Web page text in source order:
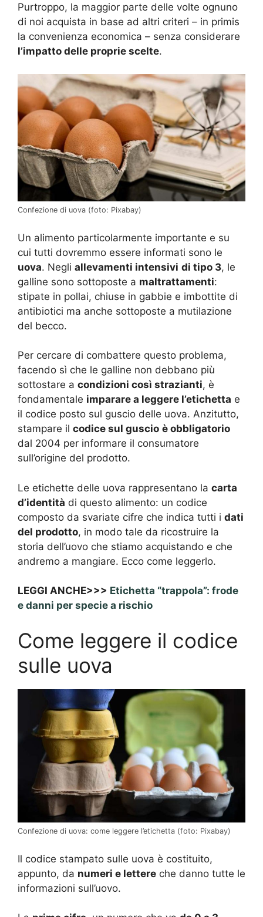
Purtroppo, la maggior parte delle volte ognuno
di noi acquista in base ad altri criteri – in primis
la convenienza economica – senza considerare
l’impatto delle proprie scelte.
Confezione di uova (foto: Pixabay)
Un alimento particolarmente importante e su
cui tutti dovremmo essere informati sono le
uova. Negli allevamenti intensivi di tipo 3, le
galline sono sottoposte a maltrattamenti:
stipate in pollai, chiuse in gabbie e imbottite di
antibiotici ma anche sottoposte a mutilazione
del becco.
Per cercare di combattere questo problema,
facendo sì che le galline non debbano più
sottostare a condizioni così strazianti, è
fondamentale imparare a leggere l’etichetta e
il codice posto sul guscio delle uova. Anzitutto,
stampare il codice sul guscio è obbligatorio
dal 2004 per informare il consumatore
sull’origine del prodotto.
Le etichette delle uova rappresentano la carta
d’identità di questo alimento: un codice
composto da svariate cifre che indica tutti i dati
del prodotto, in modo tale da ricostruire la
storia dell’uovo che stiamo acquistando e che
andremo a mangiare. Ecco come leggerlo.
LEGGI ANCHE>>> Etichetta “trappola”: frode
e danni per specie a rischio
Come leggere il codice
sulle uova
Confezione di uova: come leggere l’etichetta (foto: Pixabay)
Il codice stampato sulle uova è costituito,
appunto, da numeri e lettere che danno tutte le
informazioni sull’uovo.